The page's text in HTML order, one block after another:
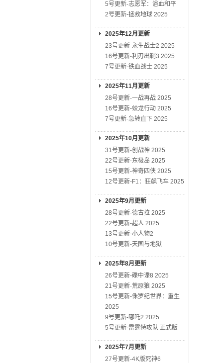
5号更新-志愿军：浴血和平
2号更新-拯救地球 2025
2025年12月更新
23号更新-永生战士2 2025
16号更新-利刃出鞘3 2025
7号更新-铁血战士 2025
2025年11月更新
28号更新-一战再战 2025
16号更新-蛟龙行动 2025
7号更新-急转直下 2025
2025年10月更新
31号更新-创战神 2025
22号更新-东极岛 2025
15号更新-神奇四侠 2025
12号更新-F1：狂飙飞车 2025
2025年9月更新
28号更新-德古拉 2025
22号更新-超人 2025
13号更新-小人物2
10号更新-天国与地狱
2025年8月更新
26号更新-碟中谍8 2025
21号更新-荒原狼 2025
15号更新-侏罗纪世界：重生
2025
9号更新-哪吒2 2025
5号更新-雷霆特攻队 正式版
2025年7月更新
27号更新-4K版死神6